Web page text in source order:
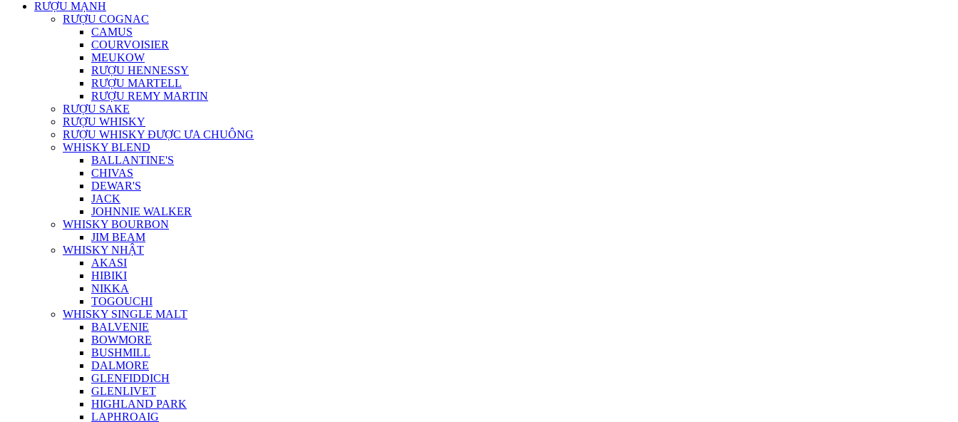
RƯỢU MẠNH
RƯỢU COGNAC
CAMUS
COURVOISIER
MEUKOW
RƯỢU HENNESSY
RƯỢU MARTELL
RƯỢU REMY MARTIN
RƯỢU SAKE
RƯỢU WHISKY
RƯỢU WHISKY ĐƯỢC ƯA CHUÔNG
WHISKY BLEND
BALLANTINE'S
CHIVAS
DEWAR'S
JACK
JOHNNIE WALKER
WHISKY BOURBON
JIM BEAM
WHISKY NHẬT
AKASI
HIBIKI
NIKKA
TOGOUCHI
WHISKY SINGLE MALT
BALVENIE
BOWMORE
BUSHMILL
DALMORE
GLENFIDDICH
GLENLIVET
HIGHLAND PARK
LAPHROAIG